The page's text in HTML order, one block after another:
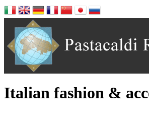
Italian fashion &